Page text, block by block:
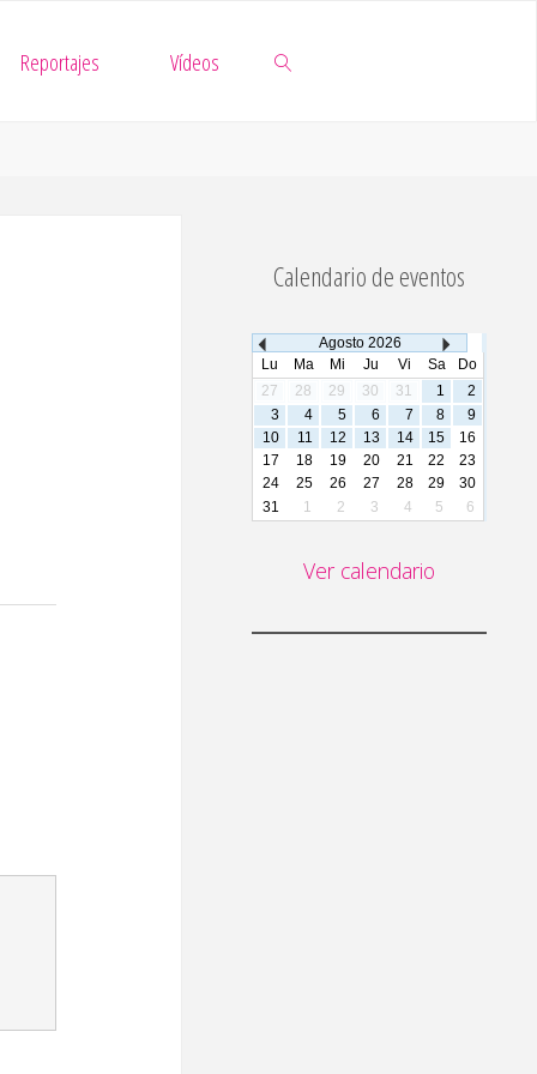
Reportajes Vídeos
Calendario de eventos
Agosto 2026
Lu
Ma Mi Ju Vi Sa
Do
27
28 29 30 31 1
2
3
4 5 6 7 8
9
10
11 12 13 14 15
16
17
18 19 20 21 22
23
24
25 26 27 28 29
30
31
1 2 3 4 5 6
Ver calendario